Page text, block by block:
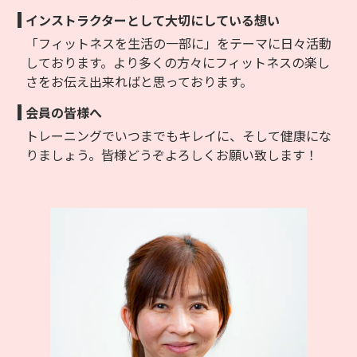
インストラクターとして大切にしている想い
「フィットネスを生活の一部に」をテーマに日々活動
しております。より多くの方々にフィットネスの楽し
さをお伝え出来ればと思っております。
会員の皆様へ
トレーニングでいつまでもキレイに、そして健康にな
りましょう。皆様どうぞよろしくお願い致します！